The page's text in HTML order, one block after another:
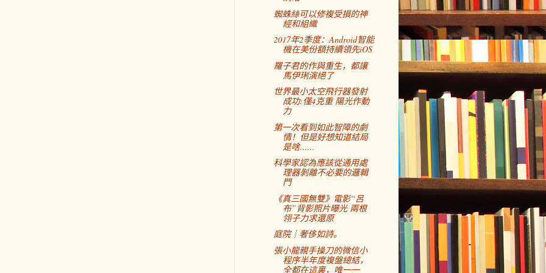
蜘蛛絲可以修複受損的神
經和組織
2017年2季度：Android智能
機在美份額持續領先iOS
羅子君的作與重生，都讓
馬伊琍演絕了
世界最小太空飛行器發射
成功:僅4克重 陽光作動
力
第一次看到如此智障的劇
情！但是好想知道結局
是啥……
科學家認為應該從通用處
理器剝離不必要的邏輯
門
《真三國無雙》電影“呂
布”背影照片曝光 兩根
翎子力求還原
庭院｜奢侈如詩。
張小龍親手操刀的微信小
程序半年度複盤總結，
全都在這裏，唯一一